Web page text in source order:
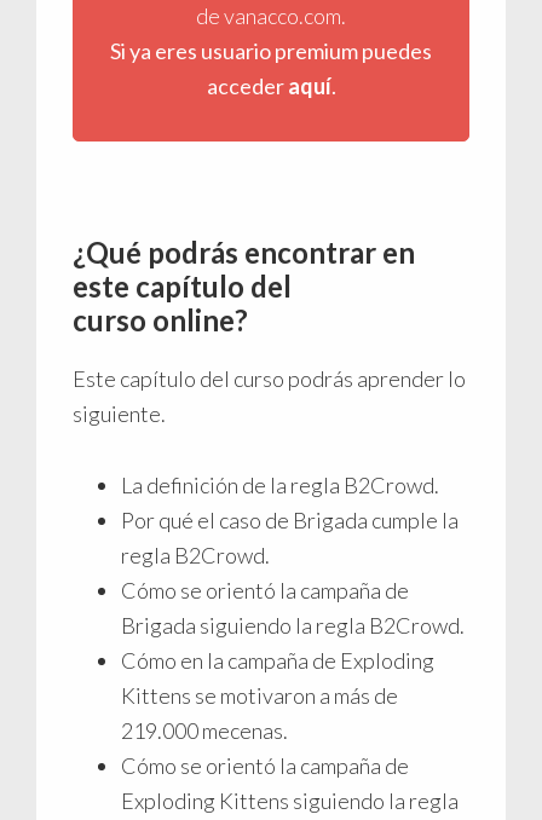
de vanacco.com.
Si ya eres usuario premium puedes
accederaquí.
¿Qué podrás encontrar en
este capítulo del
curso online?
Este capítulo del curso podrás aprender lo
siguiente.
La definición de la regla B2Crowd.
Por qué el caso de Brigada cumple la
regla B2Crowd.
Cómo se orientó la campaña de
Brigada siguiendo la regla B2Crowd.
Cómo en la campaña de Exploding
Kittens se motivaron a más de
219.000 mecenas.
Cómo se orientó la campaña de
Exploding Kittens siguiendo la regla